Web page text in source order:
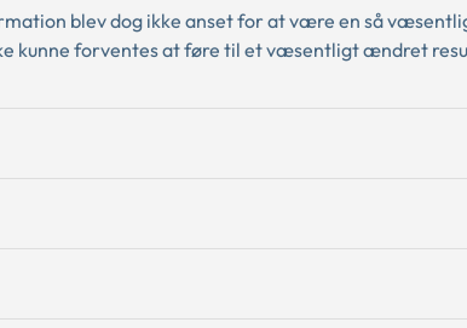
blev dog ikke anset for at være en så
kunne forventes at føre til et væsentligt ændret